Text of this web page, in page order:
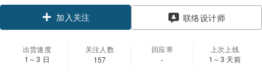
加入关注 联络设计师
出货速度
1～3 日
关注人数
157
回应率
-
上次上线
1～3 天前